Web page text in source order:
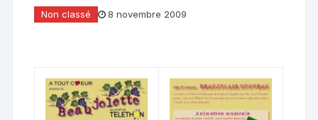
Non classé 8 novembre 2009